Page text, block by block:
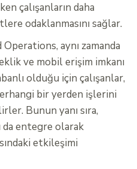
çalışanların daha
odaklanmasını sağlar.
aynı zamanda
ve mobil erişim imkanı
olduğu için çalışanlar,
bir yerden işlerini
Bunun yanı sıra,
entegre olarak
etkileşimi